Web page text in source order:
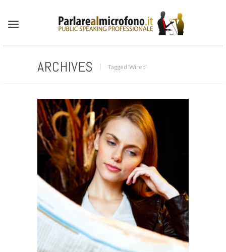
ARCHIVES Tagged ‘Wired‘